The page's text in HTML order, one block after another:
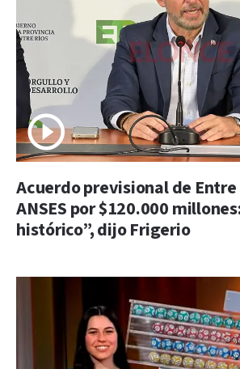
Acuerdo previsional de Entre
ANSES por $120.000
histórico”, dijo Frigerio